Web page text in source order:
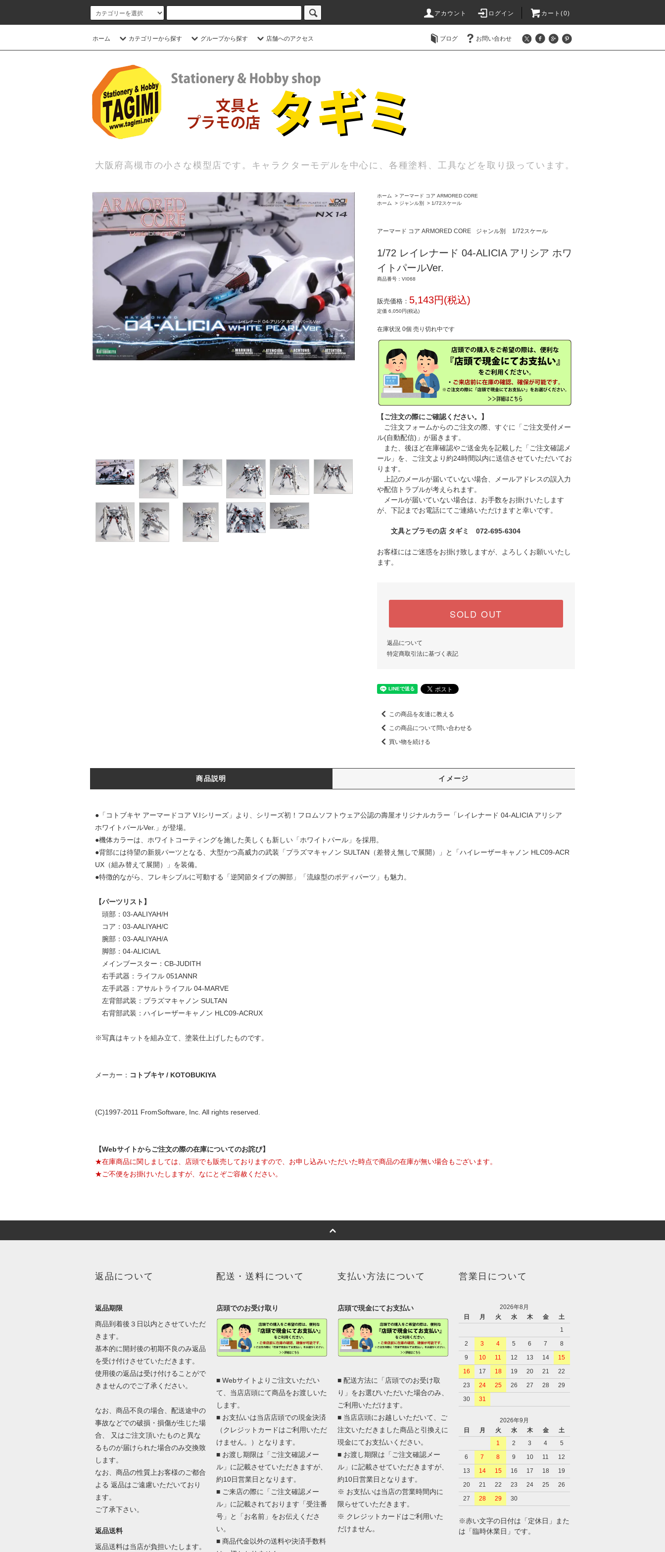
アカウント ログイン カート(0)
ホーム カテゴリーから探す グループから探す 店舗へのアクセス ブログ お問い合わせ
大阪府高槻市の小さな模型店です。キャラクターモデルを中心に、各種塗料、工具などを取り扱っています。
ホーム > アーマード コア ARMORED CORE
ホーム
> ジャンル別 > 1/72スケール
アーマード コア ARMORED CORE ジャンル別 1/72スケール
1/72 レイレナード 04-ALICIA アリシア ホワ
イトパールVer.
商品番号：VI068
販売価格： 5,143円(税込)
定価 6,050円(税込)
在庫状況 0個 売り切れ中です
【ご注文の際にご確認ください。】
ご注文フォームからのご注文の際、すぐに「ご注文受付メー
ル(自動配信)」が届きます。
また、後ほど在庫確認やご送金先を記載した「ご注文確認メ
ール」を、ご注文より約24時間以内に送信させていただいてお
ります。
上記のメールが届いていない場合、メールアドレスの誤入力
や配信トラブルが考えられます。
メールが届いていない場合は、お手数をお掛けいたします
が、下記までお電話にてご連絡いただけますと幸いです。
文具とプラモの店 タギミ 072-695-6304
お客様にはご迷惑をお掛け致しますが、よろしくお願いいたし
ます。
SOLD OUT
返品について
特定商取引法に基づく表記
この商品を友達に教える
この商品について問い合わせる
買い物を続ける
商品説明 イメージ
●「コトブキヤ アーマードコア V.Iシリーズ」より、シリーズ初！フロムソフトウェア公認の壽屋オリジナルカラー「レイレナード 04-ALICIA アリシア
ホワイトパールVer.」が登場。
●機体カラーは、ホワイトコーティングを施した美しくも新しい「ホワイトパール」を採用。
●背部には待望の新規パーツとなる、大型かつ高威力の武装「プラズマキャノン SULTAN（差替え無しで展開）」と「ハイレーザーキャノン HLC09-ACR
UX（組み替えて展開）」を装備。
●特徴的ながら、フレキシブルに可動する「逆関節タイプの脚部」「流線型のボディパーツ」も魅力。
【パーツリスト】
頭部：03-AALIYAH/H
コア：03-AALIYAH/C
腕部：03-AALIYAH/A
脚部：04-ALICIA/L
メインブースター：CB-JUDITH
右手武器：ライフル 051ANNR
左手武器：アサルトライフル 04-MARVE
左背部武装：プラズマキャノン SULTAN
右背部武装：ハイレーザーキャノン HLC09-ACRUX
※写真はキットを組み立て、塗装仕上げしたものです。
メーカー： コトブキヤ / KOTOBUKIYA
(C)1997-2011 FromSoftware, Inc. All rights reserved.
【Webサイトからご注文の際の在庫についてのお詫び】
★在庫商品に関しましては、店頭でも販売しておりますので、お申し込みいただいた時点で商品の在庫が無い場合もございます。
★ご不便をお掛けいたしますが、なにとぞご容赦ください。
返品について
返品期限
商品到着後３日以内とさせていただ
きます。
基本的に開封後の初期不良のみ返品
を受け付けさせていただきます。
使用後の返品は受け付けることがで
きませんのでご了承ください。
なお、商品不良の場合、配送途中の
事故などでの破損・損傷が生じた場
合、 又はご注文頂いたものと異な
るものが届けられた場合のみ交換致
します。
なお、商品の性質上お客様のご都合
よる 返品はご遠慮いただいており
ます。
ご了承下さい。
返品送料
返品送料は当店が負担いたします。
配送・送料について
店頭でのお受け取り
■ Webサイトよりご注文いただい
て、当店店頭にて商品をお渡しいた
します。
■ お支払いは当店店頭での現金決済
（クレジットカードはご利用いただ
けません。）となります。
■ お渡し期限は「ご注文確認メー
ル」に記載させていただきますが、
約10日営業日となります。
■ ご来店の際に「ご注文確認メー
ル」に記載されております「受注番
号」と「お名前」をお伝えくださ
い。
■ 商品代金以外の送料や決済手数料
支払い方法について
店頭で現金にてお支払い
■ 配送方法に「店頭でのお受け取
り」をお選びいただいた場合のみ、
ご利用いただけます。
■ 当店店頭にお越しいただいて、ご
注文いただきました商品と引換えに
現金にてお支払いください。
■ お渡し期限は「ご注文確認メー
ル」に記載させていただきますが、
約10日営業日となります。
※ お支払いは当店の営業時間内に
限らせていただきます。
※ クレジットカードはご利用いた
だけません。
営業日について
2026年8月
日
月 火 水 木 金
土
1
2
3 4 5 6 7
8
9
10 11 12 13 14
15
16
17 18 19 20 21
22
23
24 25 26 27 28
29
30
31
2026年9月
日
月 火 水 木 金
土
1
2 3 4
5
6
7 8 9 10 11
12
13
14 15 16 17 18
19
20
21 22 23 24 25
26
27
28 29 30
※赤い文字の日付は「定休日」また
は「臨時休業日」です。